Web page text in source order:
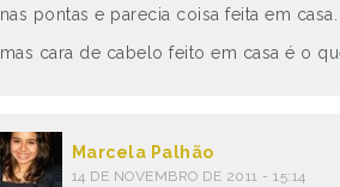
nas pontas e parecia coisa feita em casa.
mas cara de cabelo feito em casa é o
Marcela Palhão
14 DE NOVEMBRO DE 2011 - 15:14